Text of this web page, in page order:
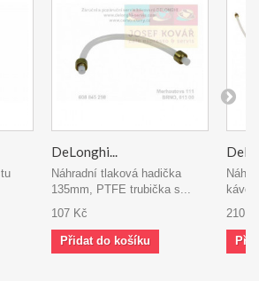
DeLonghi...
Náhradní tlaková hadička
135mm, PTFE trubička s...
107 Kč
Přidat do košíku
210